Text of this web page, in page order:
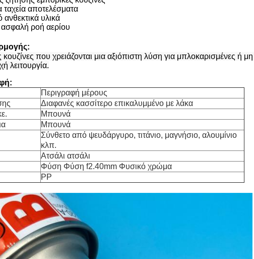
αποτελέσματα
υλικά
ασφαλή ροή αερίου
κουζίνες που χρειάζονται μια αξιόπιστη λύση για μπλοκαρισμένες ή
λειτουργία.
Περιγραφή μέρους
Διαφανές κασσίτερο επικαλυμμένο με λάκα
Μπουνά
Μπουνά
Σύνθετο από ψευδάργυρο, τιτάνιο, μαγνήσιο, αλουμίνιο
κλπ.
Ατσάλι ατσάλι
Φύση Φύση f2.40mm Φυσικό χρώμα
PP